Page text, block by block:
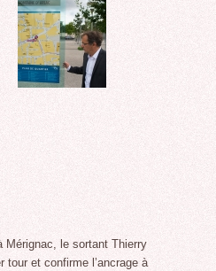
Mérignac, le sortant Thierry
tour et confirme l’ancrage à